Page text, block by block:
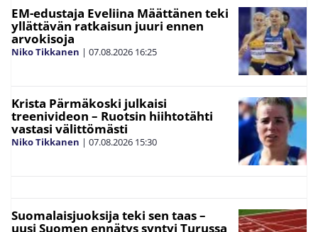
EM-edustaja Eveliina Määttänen teki
yllättävän ratkaisun juuri ennen
arvokisoja
Niko Tikkanen | 07.08.2026 16:25
Krista Pärmäkoski julkaisi
treenivideon – Ruotsin hiihtotähti
vastasi välittömästi
Niko Tikkanen | 07.08.2026 15:30
Suomalaisjuoksija teki sen taas –
uusi Suomen ennätys syntyi Turussa